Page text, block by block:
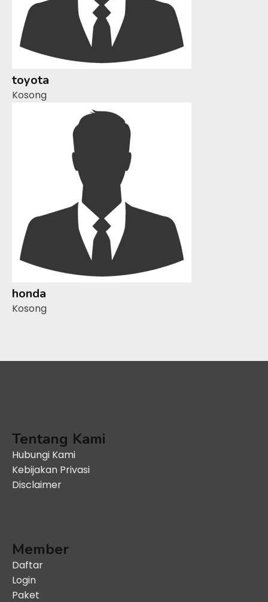
toyota
Kosong
honda
Kosong
Tentang Kami
Hubungi Kami
Kebijakan Privasi
Disclaimer
Member
Daftar
Login
Paket